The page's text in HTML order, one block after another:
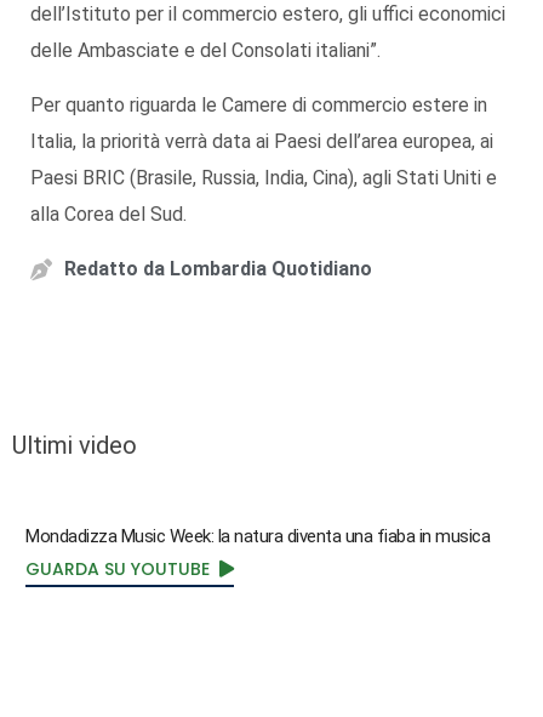
dell’Istituto per il commercio estero, gli uffici economici
delle Ambasciate e del Consolati italiani”.
Per quanto riguarda le Camere di commercio estere in
Italia, la priorità verrà data ai Paesi dell’area europea, ai
Paesi BRIC (Brasile, Russia, India, Cina), agli Stati Uniti e
alla Corea del Sud.
Redatto da Lombardia Quotidiano
Ultimi video
Mondadizza Music Week: la natura diventa una fiaba in musica
GUARDA SU YOUTUBE